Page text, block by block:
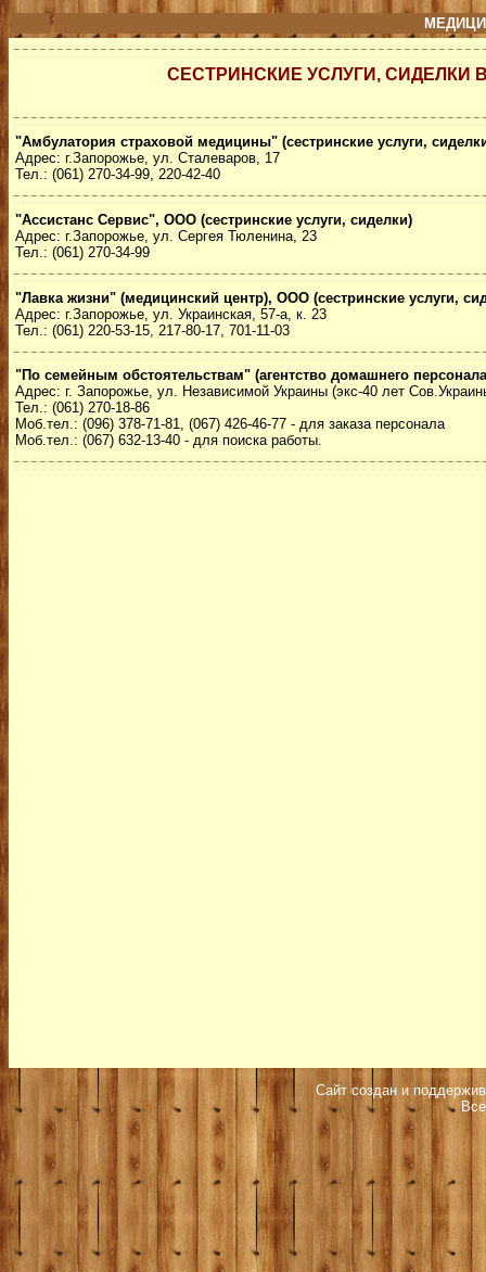
СЕСТРИНСКИЕ УСЛУГИ, СИДЕЛКИ
"Амбулатория страховой медицины" (сестринские услуги,
Адрес: г.Запорожье, ул. Сталеваров, 17
Тел.: (061) 270-34-99, 220-42-40
"Ассистанс Сервис", ООО (сестринские услуги, сиделки)
Адрес: г.Запорожье, ул. Сергея Тюленина, 23
Тел.: (061) 270-34-99
"Лавка жизни" (медицинский центр), ООО (сестринские услуги,
Адрес: г.Запорожье, ул. Украинская, 57-а, к. 23
Тел.: (061) 220-53-15, 217-80-17, 701-11-03
"По семейным обстоятельствам" (агентство домашнего
Адрес: г. Запорожье, ул. Независимой Украины (экс-40 лет
Тел.: (061) 270-18-86
Моб.тел.: (096) 378-71-81, (067) 426-46-77 - для заказа персонала
Моб.тел.: (067) 632-13-40 - для поиска работы.
Сайт создан и